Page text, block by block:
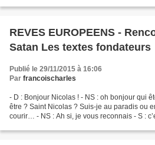
REVES EUROPEENS -
Satan Les textes fondateurs
Publié le 29/11/2015 à 16:06
Par francoischarles
- D : Bonjour Nicolas ! - NS : oh bonjour qui
être ? Saint Nicolas ? Suis-je au paradis ou
courir… - NS : Ah si, je vous reconnais - S :